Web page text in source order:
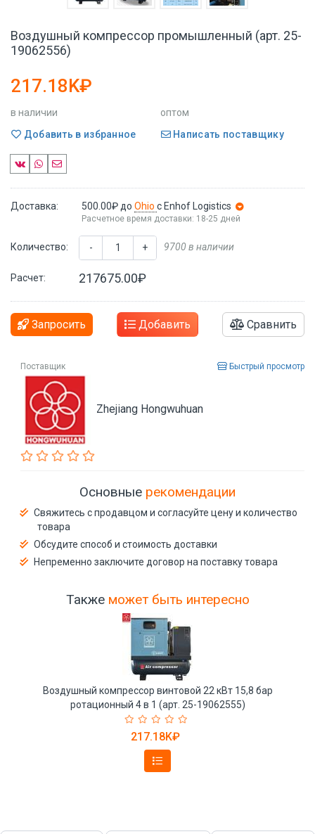
Воздушный компрессор промышленный (арт. 25-
19062556)
217.18K₽
в наличии
оптом
Добавить в избранное
Написать поставщику
Доставка: 500.00₽ до Ohio с Enhof Logistics
Расчетное время доставки: 18-25 дней
Количество: - + 9700 в наличии
Расчет: 217675.00₽
Запросить Добавить Сравнить
Поставщик Быстрый просмотр
Zhejiang Hongwuhuan
Основные рекомендации
Свяжитесь с продавцом и согласуйте цену и количество
товара
Обсудите способ и стоимость доставки
Непременно заключите договор на поставку товара
Также может быть интересно
Воздушный компрессор винтовой 22 кВт 15,8 бар
ротационный 4 в 1 (арт. 25-19062555)
217.18K₽